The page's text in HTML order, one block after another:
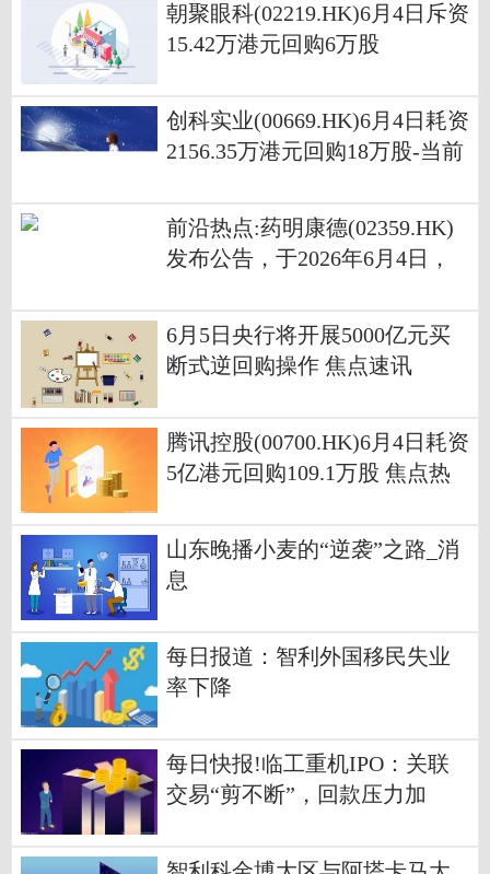
朝聚眼科(02219.HK)6月4日斥资
15.42万港元回购6万股
创科实业(00669.HK)6月4日耗资
2156.35万港元回购18万股-当前
前沿热点:药明康德(02359.HK)
发布公告，于2026年6月4日，
4万股
6月5日央行将开展5000亿元买
断式逆回购操作 焦点速讯
腾讯控股(00700.HK)6月4日耗资
5亿港元回购109.1万股 焦点热
山东晚播小麦的“逆袭”之路_消
息
每日报道：智利外国移民失业
率下降
每日快报!临工重机IPO：关联
交易“剪不断”，回款压力加